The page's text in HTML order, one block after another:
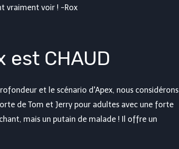
vraiment voir ! -Rox
est CHAUD
et le scénario d'Apex, nous considérons
de Tom et Jerry pour adultes avec une forte
mais un putain de malade ! Il offre un